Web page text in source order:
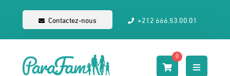
Contactez-nous +212 666.53.00.01
0